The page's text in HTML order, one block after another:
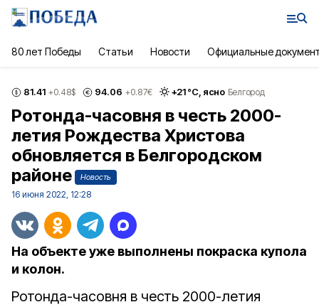
80 лет Победы Статьи Новости Официальные
81.41 +0.48$ 94.06 +0.87€ +21°С, ясно Белгород
Ротонда-часовня в честь 2000-
летия Рождества Христова
обновляется в Белгородском
районе
Новость
16 июня 2022, 12:28
На объекте уже выполнены покраска купола
и колон.
Ротонда-часовня в честь 2000-летия